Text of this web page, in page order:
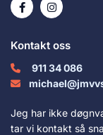
Kontakt oss
 911 34 086

Jeg har ikke
tar vi kontakt så